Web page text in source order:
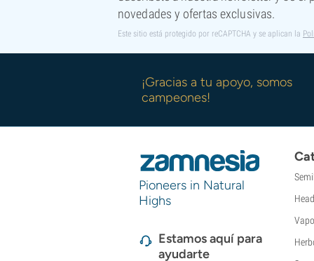
novedades y ofertas exclusivas.
Este sitio está protegido por reCAPTCHA y se aplican la
¡Gracias a tu apoyo, somos
campeones!
Pioneers in Natural
Highs
Estamos aquí para
ayudarte